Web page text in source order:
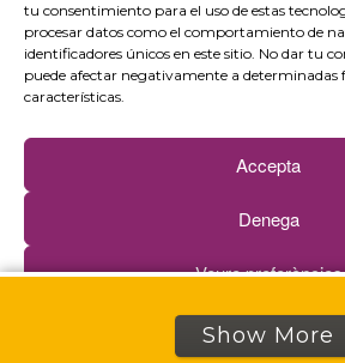
tu consentimiento para el uso de estas
procesar datos como el comportamiento de
identificadores únicos en este sitio. No dar tu
puede afectar negativamente a determinadas
características.
Accepta
Denega
Veure preferències
Política de cookiesPolítica de
Tejer comunidad:
frente a la soledad no
(Francia). Realizado el 6/06/2026.
Show More